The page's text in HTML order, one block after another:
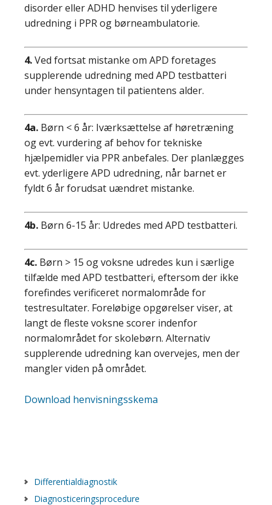
disorder eller ADHD henvises til yderligere
udredning i PPR og børneambulatorie.
4.Ved fortsat mistanke om APD foretages
supplerende udredning med APD testbatteri
under hensyntagen til patientens alder.
4a. Børn < 6 år: Iværksættelse af høretræning
og evt. vurdering af behov for tekniske
hjælpemidler via PPR anbefales. Der planlægges
evt. yderligere APD udredning, når barnet er
fyldt 6 år forudsat uændret mistanke.
4b. Børn 6-15 år: Udredes med APD testbatteri.
4c. Børn > 15 og voksne udredes kun i særlige
tilfælde med APD testbatteri, eftersom der ikke
forefindes verificeret normalområde for
testresultater. Foreløbige opgørelser viser, at
langt de fleste voksne scorer indenfor
normalområdet for skolebørn. Alternativ
supplerende udredning kan overvejes, men der
mangler viden på området.
Download henvisningsskema
Differentialdiagnostik
Diagnosticeringsprocedure